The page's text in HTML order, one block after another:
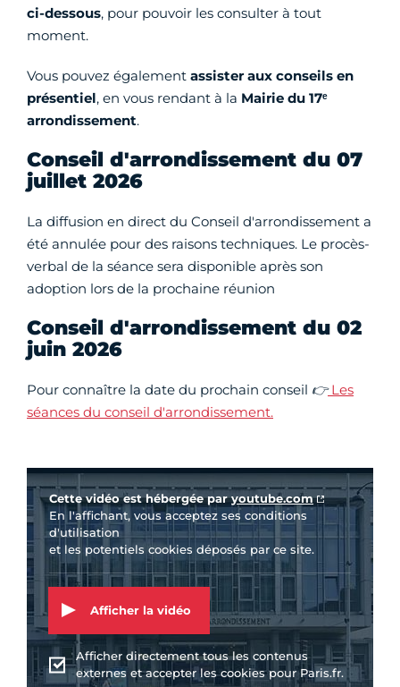
ci-dessous, pour pouvoir les consulter à tout
moment.
Vous pouvez également assister aux conseils en
présentiel, en vous rendant à la Mairie du 17ᵉ
arrondissement.
Conseil d'arrondissement du 07
juillet 2026
La diffusion en direct du Conseil d'arrondissement a
été annulée pour des raisons techniques. Le procès-
verbal de la séance sera disponible après son
adoption lors de la prochaine réunion
Conseil d'arrondissement du 02
juin 2026
Pour connaître la date du prochain conseil 👉Les
séances du conseil d'arrondissement.
Vidéo Youtube
Cette vidéo est hébergée paryoutube.com
En l'affichant, vous acceptez ses conditions
d'utilisation
et les potentiels cookies déposés par ce site.
Afficher la vidéo
Afficher directement tous les contenus
externes et accepter les cookies pour Paris.fr.